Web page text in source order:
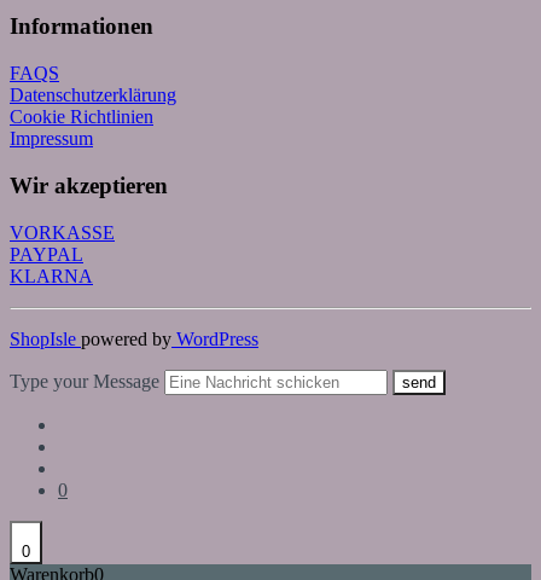
Informationen
FAQS
Datenschutzerklärung
Cookie Richtlinien
Impressum
Wir akzeptieren
VORKASSE
PAYPAL
KLARNA
ShopIsle powered by WordPress
Type your Message send
0
0
Warenkorb0